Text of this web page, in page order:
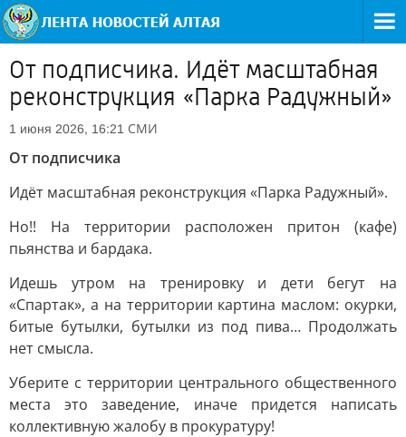
От подписчика. Идёт масштабная
реконструкция «Парка Радужный»
1 июня 2026, 16:21 СМИ
От подписчика
Идёт масштабная реконструкция «Парка Радужный».
Но!! На территории расположен притон (кафе)
пьянства и бардака.
Идешь утром на тренировку и дети бегут на
«Спартак», а на территории картина маслом: окурки,
битые бутылки, бутылки из под пива… Продолжать
нет смысла.
Уберите с территории центрального общественного
места это заведение, иначе придется написать
коллективную жалобу в прокуратуру!